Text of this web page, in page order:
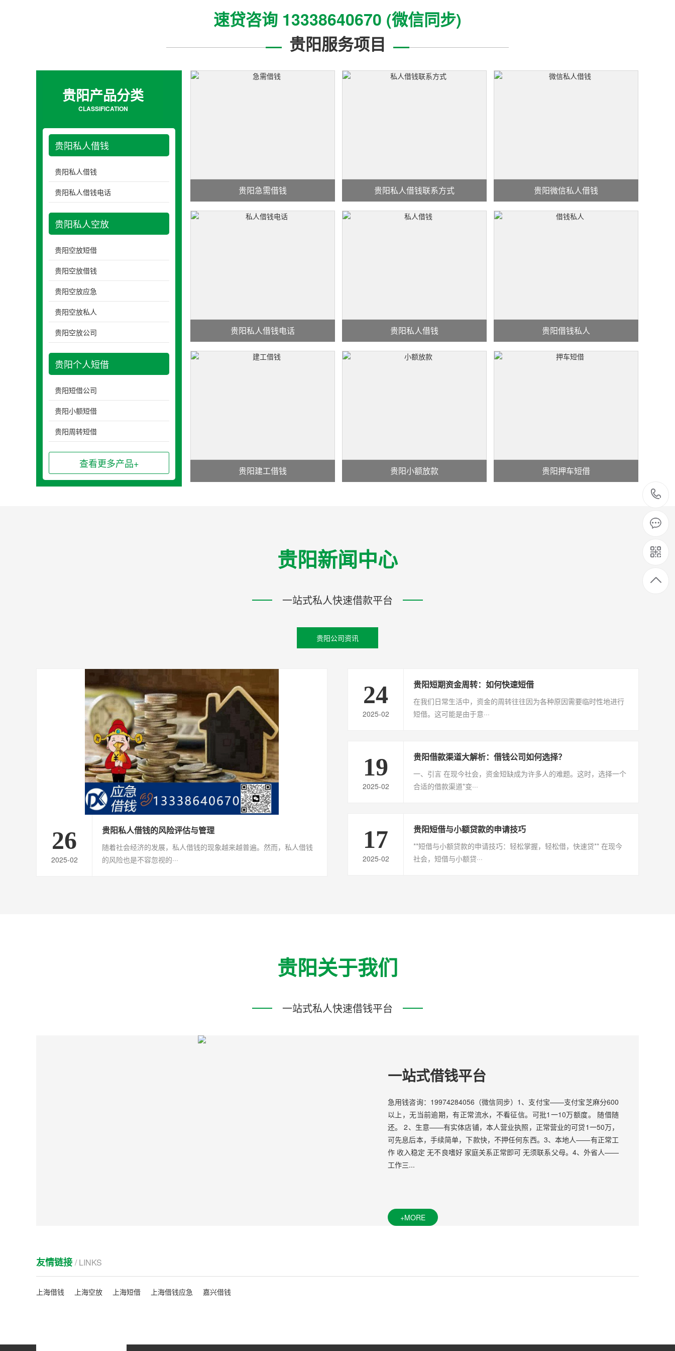
速贷咨询 13338640670 (微信同步)
贵阳服务项目
贵阳产品分类
CLASSIFICATION
贵阳私人借钱
贵阳私人借钱
贵阳私人借钱电话
贵阳私人空放
贵阳空放短借
贵阳空放借钱
贵阳空放应急
贵阳空放私人
贵阳空放公司
贵阳个人短借
贵阳短借公司
贵阳小额短借
贵阳周转短借
查看更多产品+
贵阳急需借钱 贵阳私人借钱联系方式 贵阳微信私人借钱
贵阳私人借钱电话 贵阳私人借钱 贵阳借钱私人
贵阳建工借钱 贵阳小额放款 贵阳押车短借
贵阳新闻中心
一站式私人快速借款平台
贵阳公司资讯
26
2025-02
贵阳私人借钱的风险评估与管理
随着社会经济的发展，私人借钱的现象越来越普遍。然而，私人借钱
的风险也是不容忽视的···
24
2025-02
贵阳短期资金周转：如何快速短借
在我们日常生活中，资金的周转往往因为各种原因需要临时性地进行
短借。这可能是由于意···
19
2025-02
贵阳借款渠道大解析：借钱公司如何选择？
一、引言 在现今社会，资金短缺成为许多人的难题。这时，选择一个
合适的借款渠道*变···
17
2025-02
贵阳短借与小额贷款的申请技巧
**短借与小额贷款的申请技巧：轻松掌握，轻松借，快速贷** 在现今
社会，短借与小额贷···
贵阳关于我们
一站式私人快速借钱平台
一站式借钱平台
急用钱咨询：19974284056（微信同步）1、支付宝——支付宝芝麻分600
以上，无当前逾期，有正常流水，不看征信。可批1一10万额度。 随借随
还。 2、生意——有实体店铺，本人营业执照，正常营业的可贷1一50万，
可先息后本，手续简单，下款快，不押任何东西。3、本地人——有正常工
作 收入稳定 无不良嗜好 家庭关系正常即可 无须联系父母。4、外省人——
工作三...
+MORE
友情链接 / LINKS
上海借钱 上海空放 上海短借 上海借钱应急 嘉兴借钱